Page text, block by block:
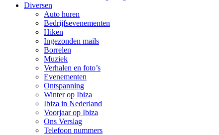
Diversen
Auto huren
Bedrijfsevenementen
Hiken
Ingezonden mails
Borrelen
Muziek
Verhalen en foto’s
Evenementen
Ontspanning
Winter op Ibiza
Ibiza in Nederland
Voorjaar op Ibiza
Ons Verslag
Telefoon nummers